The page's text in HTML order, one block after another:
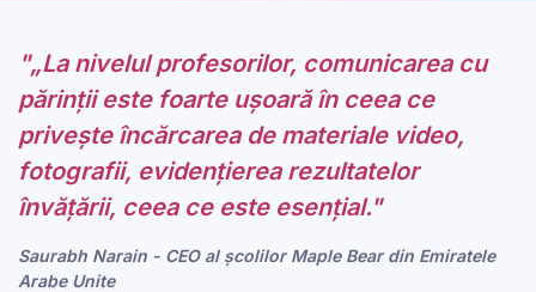
"„La nivelul profesorilor, comunicarea cu
părinții este foarte ușoară în ceea ce
privește încărcarea de materiale video,
fotografii, evidențierea rezultatelor
învățării, ceea ce este esențial."
Saurabh Narain - CEO al școlilor Maple Bear din Emiratele
Arabe Unite